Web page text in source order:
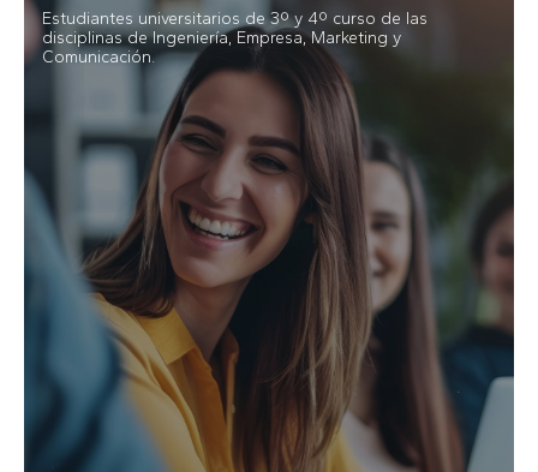
Estudiantes universitarios de 3º y 4º curso de las
disciplinas de Ingeniería, Empresa, Marketing y
Comunicación.